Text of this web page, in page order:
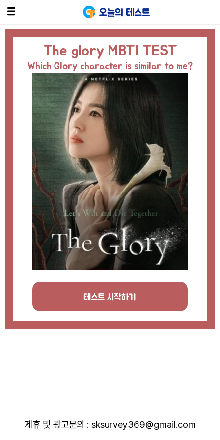
오늘의 테스트
The glory MBTI TEST
Which Glory character is similar to me?
테스트 시작하기
제휴 및 광고문의 : sksurvey369@gmail.com